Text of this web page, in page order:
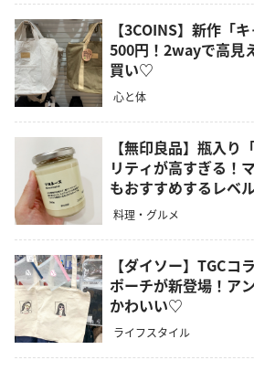
【3COINS】新作「
500円！2wayで高見
買い♡
心と体
【無印良品】瓶入り
リティが高すぎる！
もおすすめするレベ
料理・グルメ
【ダイソー】TGCコ
ポーチが新登場！ア
かわいい♡
ライフスタイル